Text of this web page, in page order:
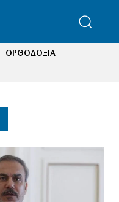
ΟΡΘΟΔΟΞΙΑ